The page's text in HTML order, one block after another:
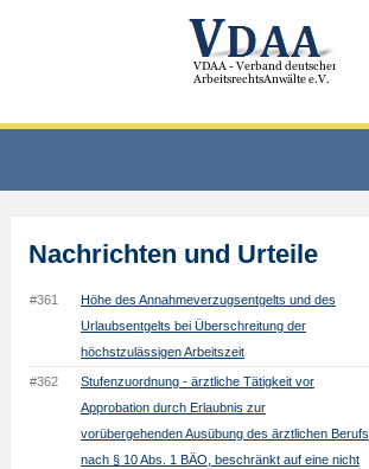
Nachrichten und Urteile
#361
Höhe des Annahmeverzugsentgelts und des
Urlaubsentgelts bei Überschreitung der
höchstzulässigen Arbeitszeit
#362
Stufenzuordnung - ärztliche Tätigkeit vor
Approbation durch Erlaubnis zur
vorübergehenden Ausübung des ärztlichen Berufs
nach § 10 Abs. 1 BÄO, beschränkt auf eine nicht